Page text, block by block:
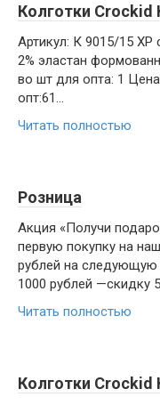
Колготки Crockid
Артикул: К 9015/15 ХР
2% эластан
во шт для опта: 1
опт:61…
Читать полностью
Розница
Акция «Получи
первую покупку на
рублей на следующую
1000 рублей —скидку
Читать полностью
Колготки Crockid